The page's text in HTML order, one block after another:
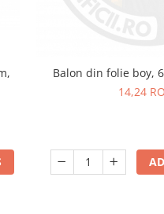
Balon din folie boy,
14,24